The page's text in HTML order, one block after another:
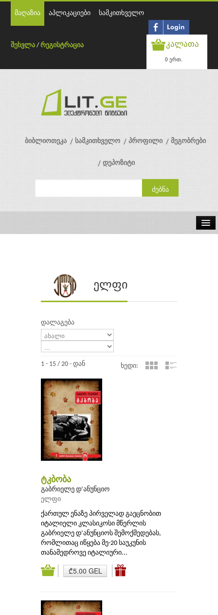
მაღაზია აპლიკაციები სამკითხველო
შესვლა /რეგისტრაცია კალათა
0 ერთ.
ბიბლიოთეკა სამკითხველო პროფილი მეგობრები
დეპოზიტი
გამომცემლობები
ელფი
დალაგება
1 - 15 / 20 - დან ხედი:
ტკბობა
გაბრიელე დ’ანუნციო
ელფი
ქართულ ენაზე პირველად გაეცნობით
იტალიელი კლასიკოსი მწერლის
გაბრიელე დ’ანუნციოს შემოქმედებას,
რომლითაც იწყება მე-20 საუკუნის
თანამედროვე იტალიური...
₾5.00 GEL